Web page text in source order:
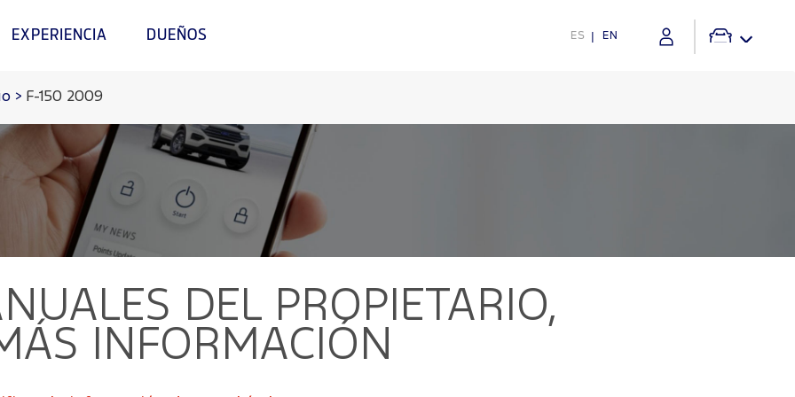
EXPERIENCIA DUEÑOS ES EN
> F-150 2009
DEL PROPIETARIO,
INFORMACIÓN